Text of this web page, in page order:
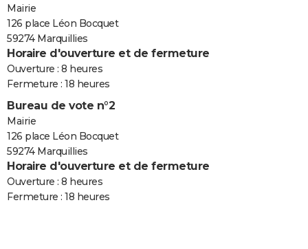
Mairie
126 place Léon Bocquet
59274 Marquillies
Horaire d'ouverture et de fermeture
Ouverture : 8 heures
Fermeture : 18 heures
Bureau de vote n°2
Mairie
126 place Léon Bocquet
59274 Marquillies
Horaire d'ouverture et de fermeture
Ouverture : 8 heures
Fermeture : 18 heures